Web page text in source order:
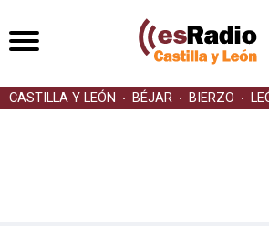
CASTILLA Y LEÓN BÉJAR BIERZO